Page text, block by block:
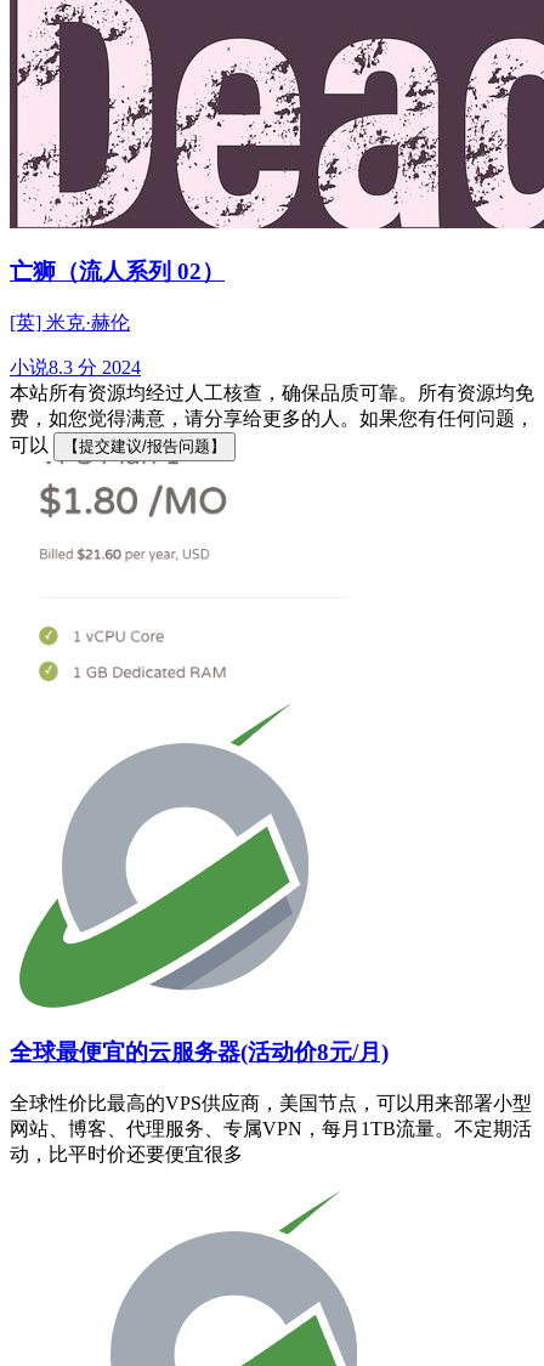
亡狮（流人系列 02）
[英] 米克·赫伦
小说8.3 分 2024
本站所有资源均经过人工核查，确保品质可靠。所有资源均免
费，如您觉得满意，请分享给更多的人。如果您有任何问题，
可以
【提交建议/报告问题】
全球最便宜的云服务器(活动价8元/月)
全球性价比最高的VPS供应商，美国节点，可以用来部署小型
网站、博客、代理服务、专属VPN，每月1TB流量。不定期活
动，比平时价还要便宜很多